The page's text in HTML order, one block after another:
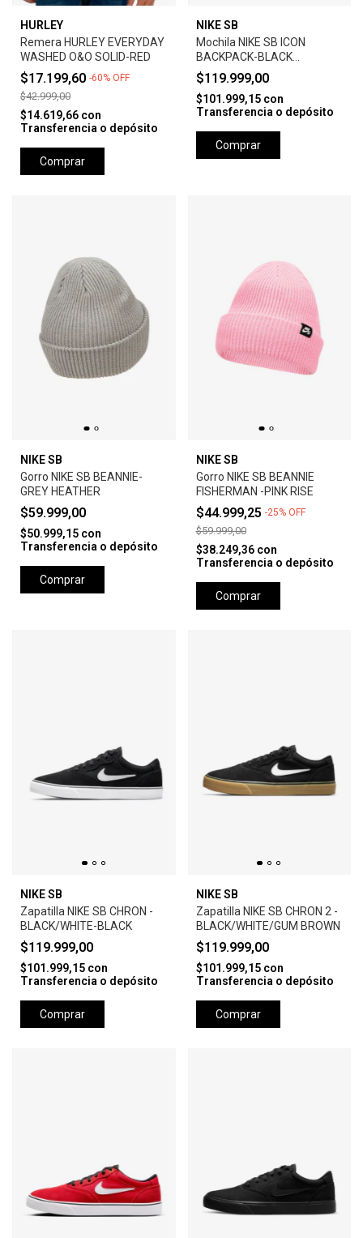
HURLEY
Remera HURLEY EVERYDAY
WASHED O&O SOLID-RED
$17.199,60 -60% OFF
$42.999,00
$14.619,66 con
Transferencia o depósito
Comprar
NIKE SB
Mochila NIKE SB ICON
BACKPACK-BLACK
ANTHRACITE
$119.999,00
$101.999,15 con
Transferencia o depósito
Comprar
NIKE SB
Gorro NIKE SB BEANNIE-
GREY HEATHER
$59.999,00
$50.999,15 con
Transferencia o depósito
Comprar
NIKE SB
Gorro NIKE SB BEANNIE
FISHERMAN -PINK RISE
$44.999,25 -25% OFF
$59.999,00
$38.249,36 con
Transferencia o depósito
Comprar
NIKE SB
Zapatilla NIKE SB CHRON -
BLACK/WHITE-BLACK
$119.999,00
$101.999,15 con
Transferencia o depósito
Comprar
NIKE SB
Zapatilla NIKE SB CHRON 2 -
BLACK/WHITE/GUM BROWN
$119.999,00
$101.999,15 con
Transferencia o depósito
Comprar